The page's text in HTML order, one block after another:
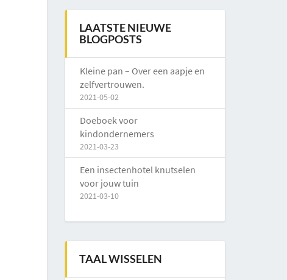
LAATSTE NIEUWE
BLOGPOSTS
Kleine pan – Over een aapje en
zelfvertrouwen.
2021-05-02
Doeboek voor
kindondernemers
2021-03-23
Een insectenhotel knutselen
voor jouw tuin
2021-03-10
TAAL WISSELEN